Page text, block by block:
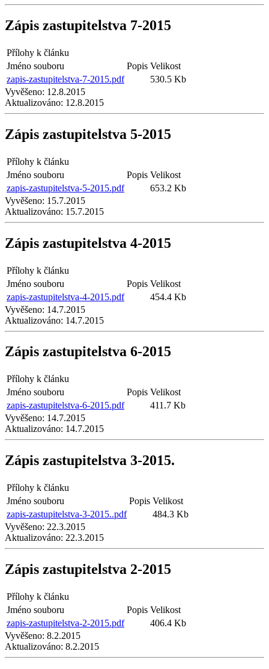
Zápis zastupitelstva 7-2015
Přílohy k článku
Jméno souboru
Popis Velikost
zapis-zastupitelstva-7-2015.pdf
530.5 Kb
Vyvěšeno: 12.8.2015
Aktualizováno: 12.8.2015
Zápis zastupitelstva 5-2015
Přílohy k článku
Jméno souboru
Popis Velikost
zapis-zastupitelstva-5-2015.pdf
653.2 Kb
Vyvěšeno: 15.7.2015
Aktualizováno: 15.7.2015
Zápis zastupitelstva 4-2015
Přílohy k článku
Jméno souboru
Popis Velikost
zapis-zastupitelstva-4-2015.pdf
454.4 Kb
Vyvěšeno: 14.7.2015
Aktualizováno: 14.7.2015
Zápis zastupitelstva 6-2015
Přílohy k článku
Jméno souboru
Popis Velikost
zapis-zastupitelstva-6-2015.pdf
411.7 Kb
Vyvěšeno: 14.7.2015
Aktualizováno: 14.7.2015
Zápis zastupitelstva 3-2015.
Přílohy k článku
Jméno souboru
Popis Velikost
zapis-zastupitelstva-3-2015..pdf
484.3 Kb
Vyvěšeno: 22.3.2015
Aktualizováno: 22.3.2015
Zápis zastupitelstva 2-2015
Přílohy k článku
Jméno souboru
Popis Velikost
zapis-zastupitelstva-2-2015.pdf
406.4 Kb
Vyvěšeno: 8.2.2015
Aktualizováno: 8.2.2015